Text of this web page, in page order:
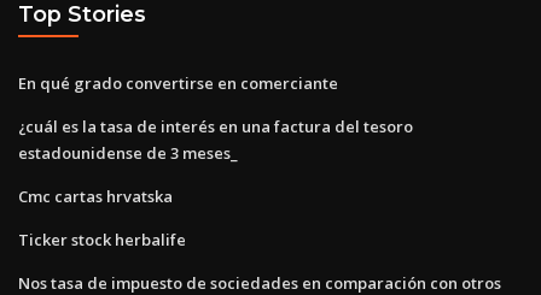
Top Stories
En qué grado convertirse en comerciante
¿cuál es la tasa de interés en una factura del tesoro
estadounidense de 3 meses_
Cmc cartas hrvatska
Ticker stock herbalife
Nos tasa de impuesto de sociedades en comparación con otros